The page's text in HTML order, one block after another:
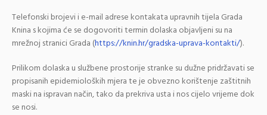
Telefonski brojevi i e-mail adrese kontakata upravnih tijela Grada
Knina s kojima će se dogovoriti termin dolaska objavljeni su na
mrežnoj stranici Grada (https://knin.hr/gradska-uprava-kontakti/).
Prilikom dolaska u službene prostorije stranke su dužne pridržavati se
propisanih epidemioloških mjera te je obvezno korištenje zaštitnih
maski na ispravan način, tako da prekriva usta i nos cijelo vrijeme dok
se nosi.